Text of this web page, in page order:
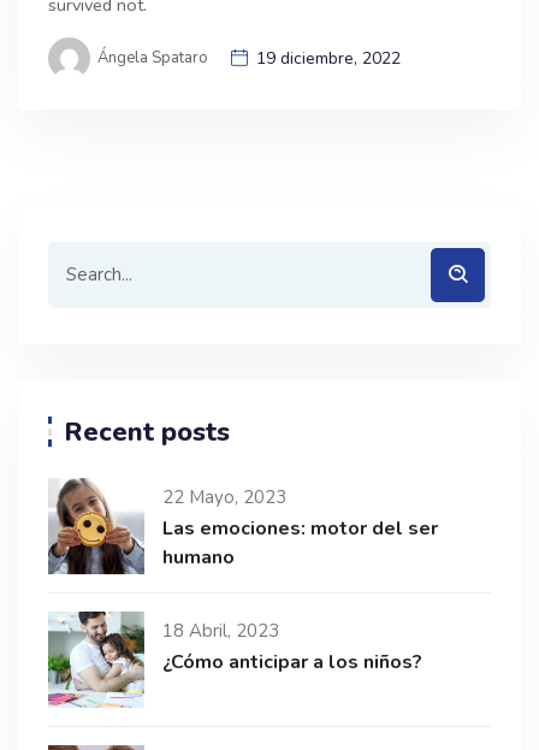
Ángela Spataro 19 diciembre, 2022
Recent posts
22 Mayo, 2023
Las emociones: motor del ser
humano
18 Abril, 2023
¿Cómo anticipar a los niños?